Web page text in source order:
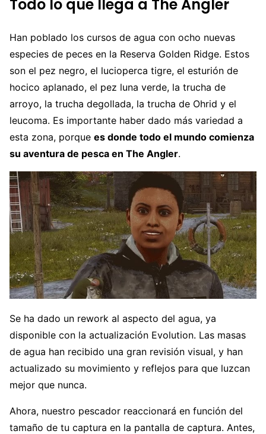
Todo lo que llega a The Angler
Han poblado los cursos de agua con ocho nuevas
especies de peces en la Reserva Golden Ridge. Estos
son el pez negro, el lucioperca tigre, el esturión de
hocico aplanado, el pez luna verde, la trucha de
arroyo, la trucha degollada, la trucha de Ohrid y el
leucoma. Es importante haber dado más variedad a
esta zona, porque es donde todo el mundo comienza
su aventura de pesca en The Angler.
Se ha dado un rework al aspecto del agua, ya
disponible con la actualización Evolution. Las masas
de agua han recibido una gran revisión visual, y han
actualizado su movimiento y reflejos para que luzcan
mejor que nunca.
Ahora, nuestro pescador reaccionará en función del
tamaño de tu captura en la pantalla de captura. Antes,